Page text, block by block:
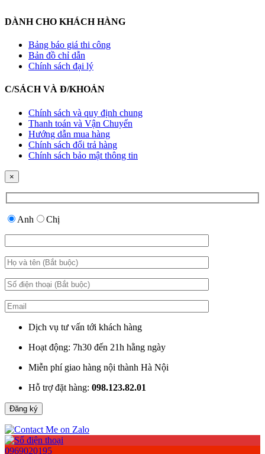
DÀNH CHO KHÁCH HÀNG
Bảng báo giá thi công
Bản đồ chỉ dẫn
Chính sách đại lý
C/SÁCH VÀ Đ/KHOẢN
Chính sách và quy định chung
Thanh toán và Vận Chuyển
Hướng dẫn mua hàng
Chính sách đổi trả hàng
Chính sách bảo mật thông tin
×
Anh Chị
Dịch vụ tư vấn tới khách hàng
Hoạt động: 7h30 đến 21h hằng ngày
Miễn phí giao hàng nội thành Hà Nội
Hỗ trợ đặt hàng: 098.123.82.01
0969020195